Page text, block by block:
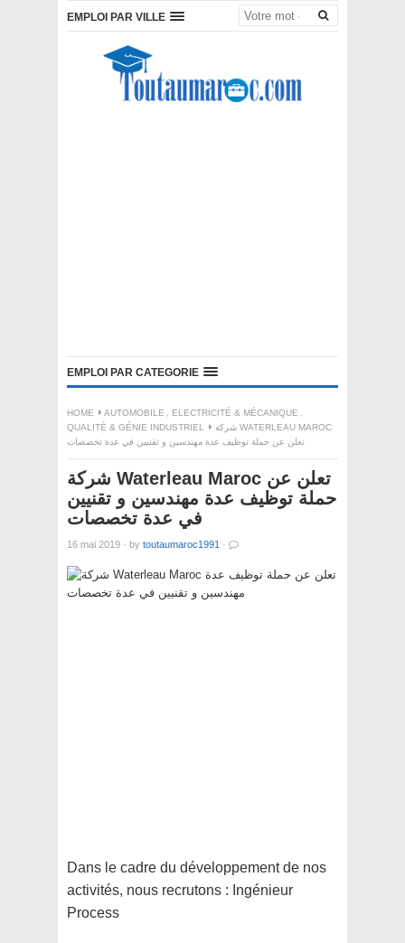
EMPLOI PAR VILLE
EMPLOI PAR CATEGORIE
HOME AUTOMOBILE , ELECTRICITÉ & MÉCANIQUE ,
QUALITÉ & GÉNIE INDUSTRIEL
شركة WATERLEAU MAROC
تعلن عن حملة توظيف عدة مهندسين و تقنيين في عدة تخصصات
شركة Waterleau Maroc تعلن عن
حملة توظيف عدة مهندسين و تقنيين
في عدة تخصصات
16 mai 2019 · by toutaumaroc1991 ·
Dans le cadre du développement de nos
activités, nous recrutons : Ingénieur
Process